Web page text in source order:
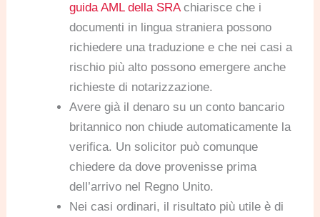
guida AML della SRAchiarisce che i
documenti in lingua straniera possono
richiedere una traduzione e che nei casi a
rischio più alto possono emergere anche
richieste di notarizzazione.
Avere già il denaro su un conto bancario
britannico non chiude automaticamente la
verifica. Un solicitor può comunque
chiedere da dove provenisse prima
dell’arrivo nel Regno Unito.
Nei casi ordinari, il risultato più utile è di